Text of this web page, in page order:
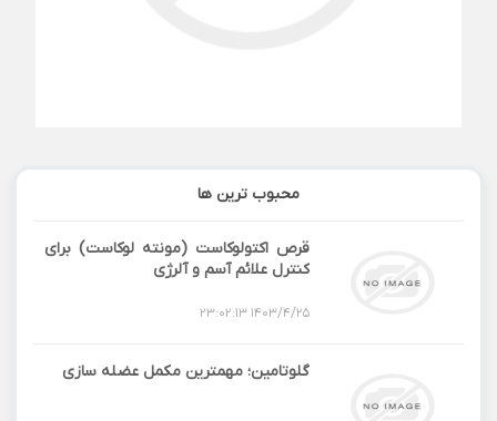
محبوب ترین ها
قرص اكتولوكاست (مونته لوکاست) برای
کنترل علائم آسم و آلرژی
1403/4/25 23:02:13
گلوتامین؛ مهمترین مکمل عضله سازی